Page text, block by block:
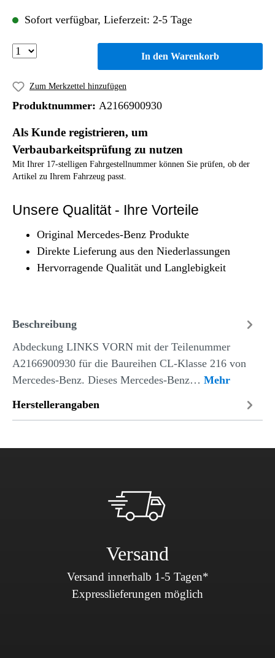
Sofort verfügbar, Lieferzeit: 2-5 Tage
In den Warenkorb
Zum Merkzettel hinzufügen
Produktnummer: A2166900930
Als Kunde registrieren, um
Verbaubarkeitsprüfung zu nutzen
Mit Ihrer 17-stelligen Fahrgestellnummer können Sie prüfen, ob der
Artikel zu Ihrem Fahrzeug passt.
Unsere Qualität - Ihre Vorteile
Original Mercedes-Benz Produkte
Direkte Lieferung aus den Niederlassungen
Hervorragende Qualität und Langlebigkeit
Beschreibung
Abdeckung LINKS VORN mit der Teilenummer
A2166900930 für die Baureihen CL-Klasse 216 von
Mercedes-Benz. Dieses Mercedes-Benz… Mehr
Herstellerangaben
Versand
Versand innerhalb 1-5 Tagen*
Expresslieferungen möglich